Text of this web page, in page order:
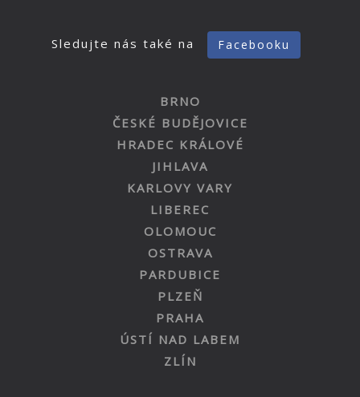
Sledujte nás také na Facebooku
BRNO
ČESKÉ BUDĚJOVICE
HRADEC KRÁLOVÉ
JIHLAVA
KARLOVY VARY
LIBEREC
OLOMOUC
OSTRAVA
PARDUBICE
PLZEŇ
PRAHA
ÚSTÍ NAD LABEM
ZLÍN